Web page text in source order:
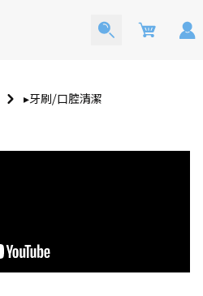
Cart
▸牙刷⧸口腔清潔